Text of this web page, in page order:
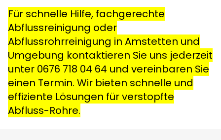
Für schnelle Hilfe, fachgerechte
Abflussreinigung oder
Abflussrohrreinigung in Amstetten und
Umgebung kontaktieren Sie uns jederzeit
unter 0676 718 04 64 und vereinbaren Sie
einen Termin. Wir bieten schnelle und
effiziente Lösungen für verstopfte
Abfluss-Rohre.